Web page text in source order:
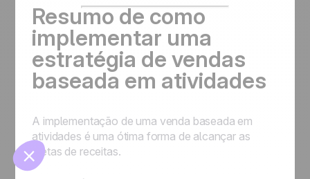
🍪
Resumo de como
implementar uma
estratégia de vendas
baseada em atividades
A implementação de uma venda baseada em
atividades é uma ótima forma de alcançar as
metas de receitas.